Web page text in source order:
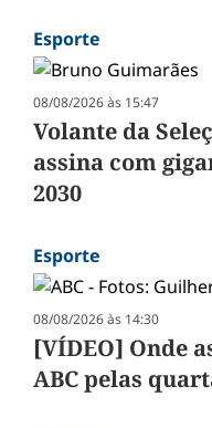
Esporte
08/08/2026 às 15:47
Volante da
assina com
2030
Esporte
08/08/2026 às 14:30
[VÍDEO] Onde
ABC pelas